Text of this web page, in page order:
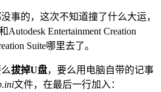
事的，这次不知道撞了什么大运，
Entertainment Creation
Suite哪里去了。
拔掉U盘，要么用电脑自带的记事
文件，在最后一行加入：